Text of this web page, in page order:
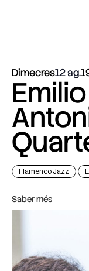
Dimecres12 ag.
Flamenco Jazz
Saber més